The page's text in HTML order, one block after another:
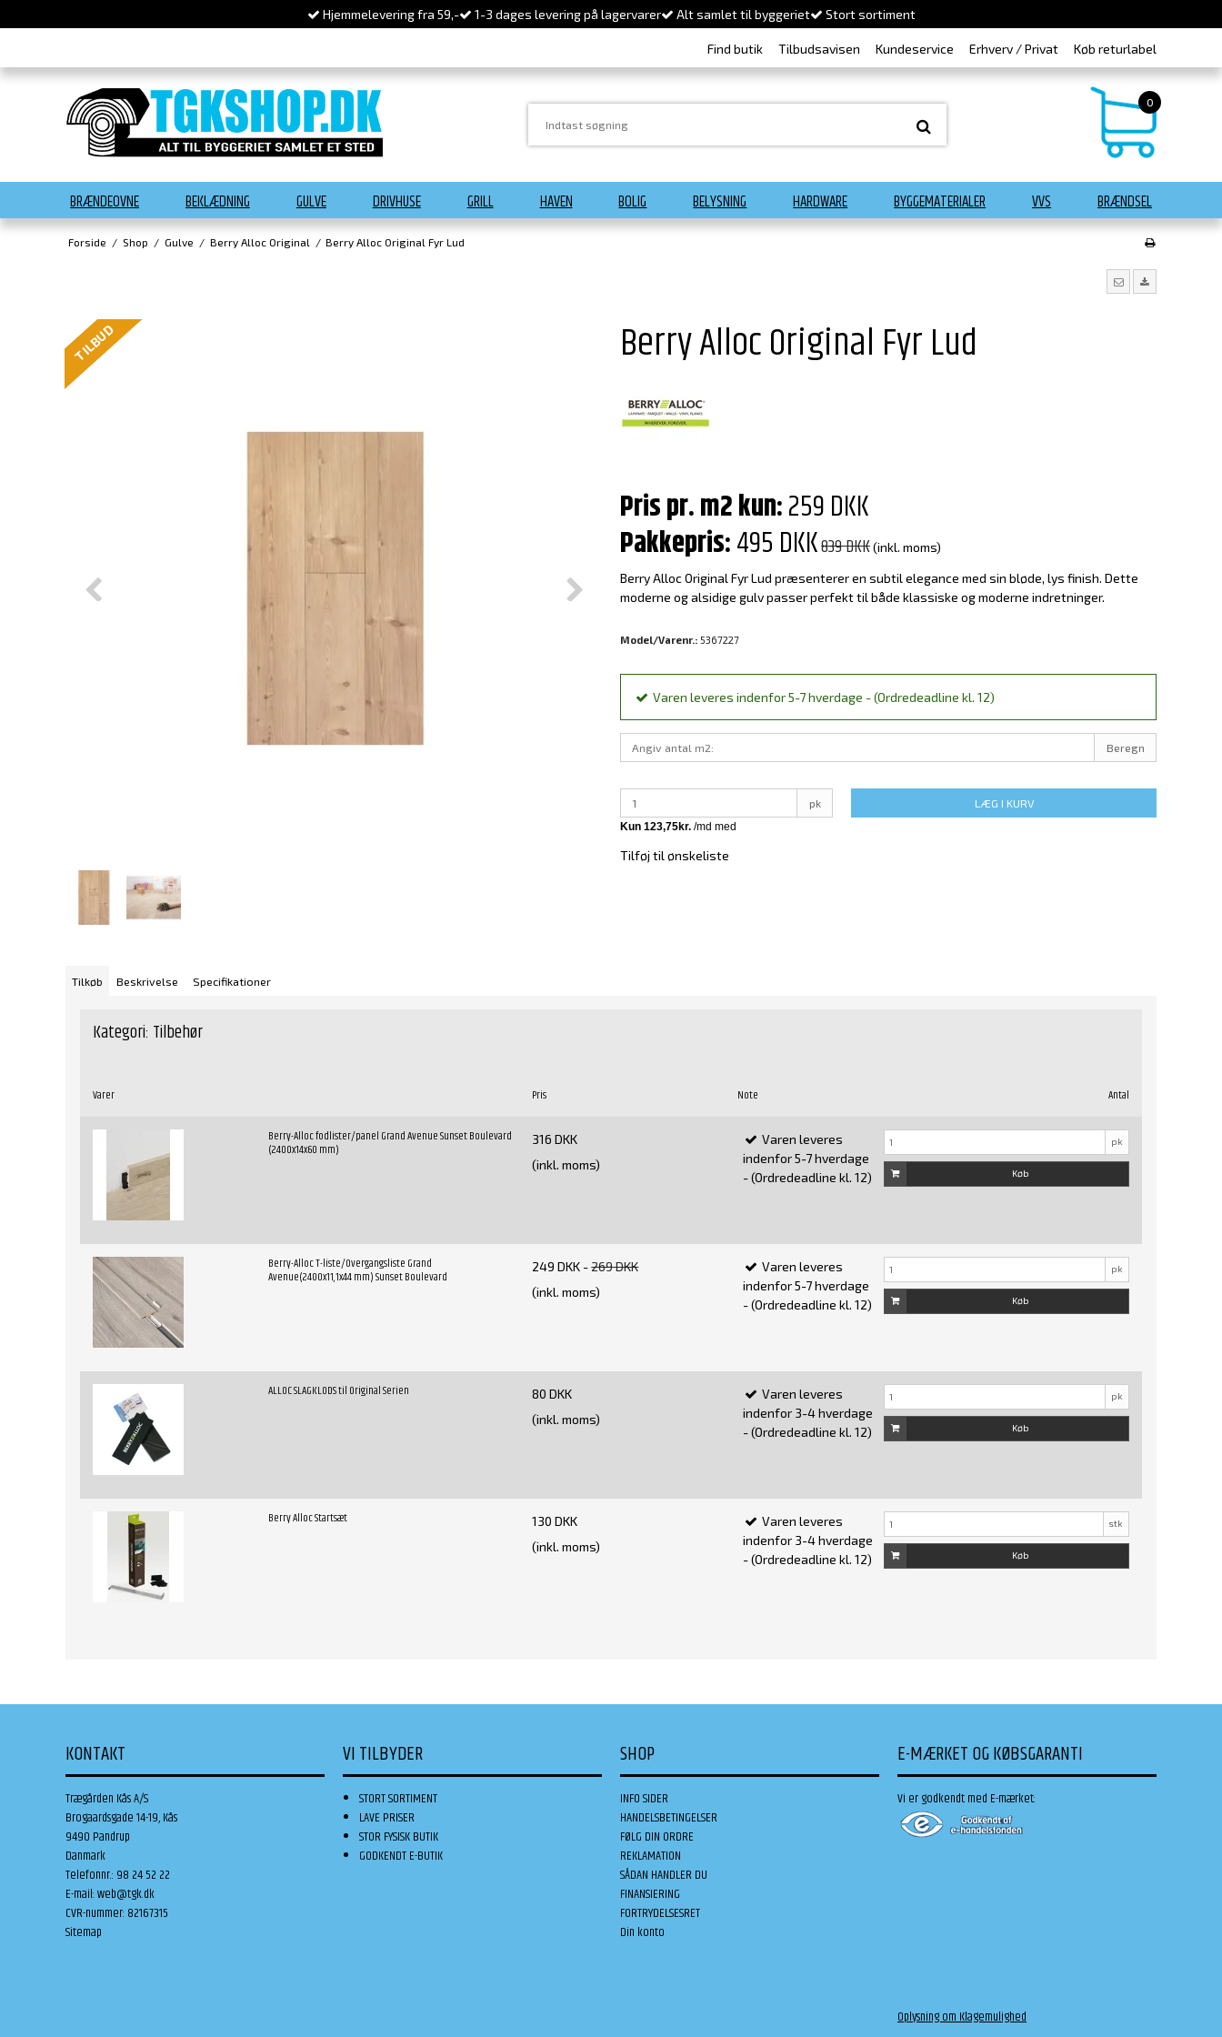
Hjemmelevering fra 59,- 1-3 dages levering på lagervarer Alt samlet til byggeriet Stort sortiment
Find butik Tilbudsavisen Kundeservice Erhverv / Privat Køb returlabel
0
BRÆNDEOVNE BEKLÆDNING GULVE DRIVHUSE GRILL HAVEN BOLIG BELYSNING HARDWARE BYGGEMATERIALER VVS BRÆNDSEL
Forside / Shop / Gulve / Berry Alloc Original / Berry Alloc Original Fyr Lud
TILBUD Berry Alloc Original Fyr Lud
Pris pr. m2 kun:259 DKK
Pakkepris:495 DKK839 DKK(inkl. moms)
Berry Alloc Original Fyr Lud præsenterer en subtil elegance med sin bløde, lys finish. Dette
moderne og alsidige gulv passer perfekt til både klassiske og moderne indretninger.
Model/Varenr.: 5367227
Varen leveres indenfor 5-7 hverdage - (Ordredeadline kl. 12)
Beregn
pk LÆG I KURV
Tilføj til ønskeliste
Tilkøb Beskrivelse Specifikationer
Kategori: Tilbehør
Varer Pris Note Antal
Berry-Alloc fodlister/panel Grand Avenue Sunset Boulevard
(2400x14x60 mm)
316 DKK
(inkl. moms)
Varen leveres
indenfor 5-7 hverdage
- (Ordredeadline kl. 12)
pk
Køb
Berry-Alloc T-liste/Overgangsliste Grand
Avenue(2400x11,1x44 mm) Sunset Boulevard
249 DKK -269 DKK
(inkl. moms)
Varen leveres
indenfor 5-7 hverdage
- (Ordredeadline kl. 12)
pk
Køb
ALLOC SLAGKLODS til Original Serien
80 DKK
(inkl. moms)
Varen leveres
indenfor 3-4 hverdage
- (Ordredeadline kl. 12)
pk
Køb
Berry Alloc Startsæt
130 DKK
(inkl. moms)
Varen leveres
indenfor 3-4 hverdage
- (Ordredeadline kl. 12)
stk
Køb
KONTAKT
Trægården Kås A/S
Brogaardsgade 14-19, Kås
9490 Pandrup
Danmark
Telefonnr.: 98 24 52 22
E-mail:web@tgk.dk
CVR-nummer: 82167315
Sitemap
VI TILBYDER
STORT SORTIMENT
LAVE PRISER
STOR FYSISK BUTIK
GODKENDT E-BUTIK
SHOP
INFO SIDER
HANDELSBETINGELSER
FØLG DIN ORDRE
REKLAMATION
SÅDAN HANDLER DU
FINANSIERING
FORTRYDELSESRET
Din konto
E-MÆRKET OG KØBSGARANTI
Vi er godkendt med E-mærket:
Oplysning om Klagemulighed